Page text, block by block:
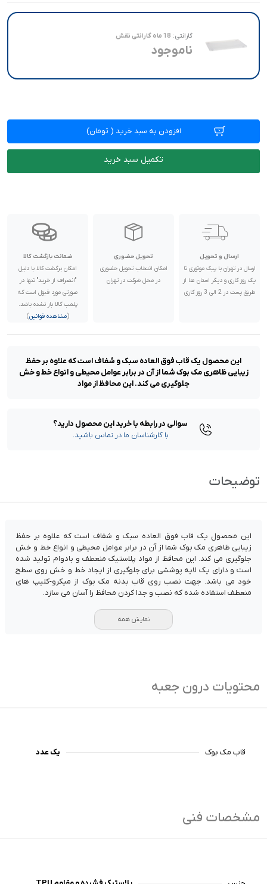
گارانتی: 18 ماه گارانتی نقش
ناموجود
افزودن به سبد خرید ( تومان)
تکمیل سبد خرید
ارسال و تحویل
ارسال در تهران با پیک موتوری تا
یک روز کاری و دیگر استان ها از
طریق پست در 2 الی 3 روز کاری
تحویل حضوری
امکان انتخاب تحویل حضوری
در محل شرکت در تهران
ضمانت بازگشت کالا
امکان برگشت کالا با دلیل
"انصراف از خرید" تنها در
صورتی مورد قبول است که
پلمب کالا باز نشده باشد.
(مشاهده قوانین)
این محصول یک قاب فوق العاده سبک و شفاف است که علاوه بر حفظ
زیبایی ظاهری مک بوک شما از آن در برابر عوامل محیطی و انواع خط و خش
جلوگیری می کند. این محافظ از مواد
سوالی در رابطه با خرید این محصول دارید؟
با کارشناسان ما در تماس باشید.
توضیحات
این محصول یک قاب فوق العاده سبک و شفاف است که علاوه بر حفظ
زیبایی ظاهری مک بوک شما از آن در برابر عوامل محیطی و انواع خط و خش
جلوگیری می کند. این محافظ از مواد پلاستیک منعطف و بادوام تولید شده
است و دارای یک لایه پوششی برای جلوگیری از ایجاد خط و خش روی سطح
خود می باشد. جهت نصب روی قاب بدنه مک بوک از میکرو-کلیپ های
منعطف استفاده شده که نصب و جدا کردن محافظ را آسان می سازد.
نمایش همه
محتویات درون جعبه
قاب مک بوک یک عدد
مشخصات فنی